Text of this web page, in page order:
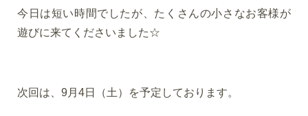
今日は短い時間でしたが、たくさんの小さなお客様が
遊びに来てくださいました☆
次回は、9月4日（土）を予定しております。